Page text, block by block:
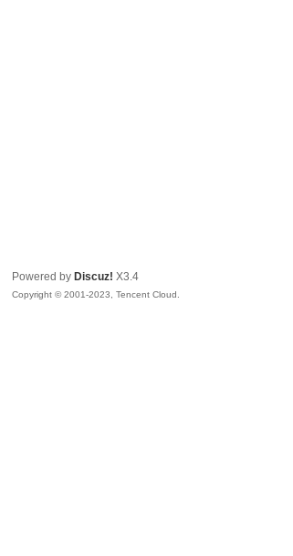
Powered by Discuz! X3.4
Copyright © 2001-2023, Tencent Cloud.